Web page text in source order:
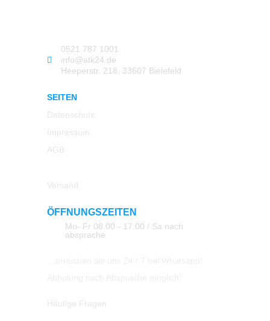
0521 787 1001
info@atk24.de
Heeperstr. 218, 33607 Bielefeld
SEITEN
Datenschutz
Impressum
AGB
Versand
ÖFFNUNGSZEITEN
Mo- Fr 08.00 - 17.00 / Sa nach
absprache
Häufige Fragen